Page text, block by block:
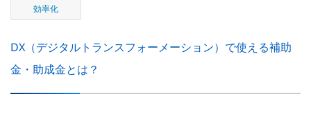
効率化
DX（デジタルトランスフォーメーション）で使える補助
金・助成金とは？